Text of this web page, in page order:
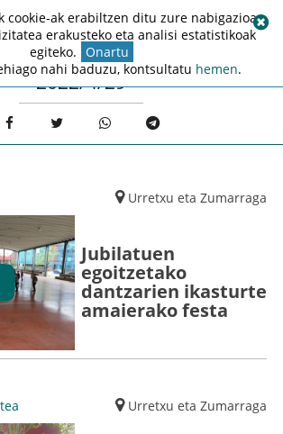
2022/4/29
Urretxu eta Zumarraga
Jubilatuen
egoitzetako
dantzarien ikasturte
amaierako festa
Urretxu eta Zumarraga
cookie-ak erabiltzen ditu zure nabigazioa
erakusteko eta analisi estatistikoak
egiteko. Onartu
nahi baduzu, kontsultatu hemen.